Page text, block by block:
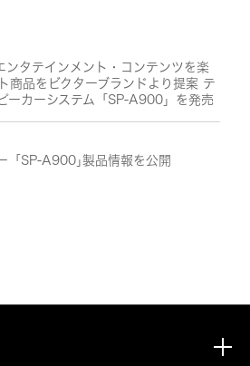
ンタテインメント・コンテンツを楽
商品をビクターブランドより提案 テ
ーカーシステム「SP-A900」を発売
「SP-A900｣製品情報を公開